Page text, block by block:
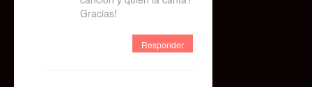
Gracias!
Responder